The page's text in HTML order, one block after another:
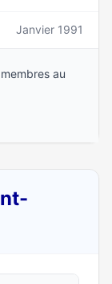
Janvier 1991
membres au